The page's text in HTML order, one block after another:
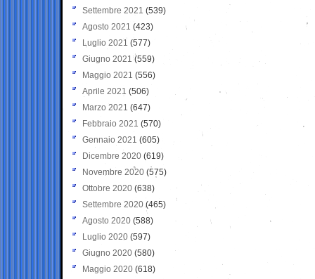
Settembre 2021 (539)
Agosto 2021 (423)
Luglio 2021 (577)
Giugno 2021(559)
Maggio 2021 (556)
Aprile 2021 (506)
Marzo 2021 (647)
Febbraio 2021 (570)
Gennaio 2021 (605)
Dicembre 2020 (619)
Novembre 2020 (575)
Ottobre 2020 (638)
Settembre 2020(465)
Agosto 2020 (588)
Luglio 2020 (597)
Giugno 2020 (580)
Maggio 2020 (618)